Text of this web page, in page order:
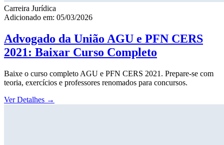
Carreira Jurídica
Adicionado em: 05/03/2026
Advogado da União AGU e PFN CERS
2021: Baixar Curso Completo
Baixe o curso completo AGU e PFN CERS 2021. Prepare-se com
teoria, exercícios e professores renomados para concursos.
Ver Detalhes →